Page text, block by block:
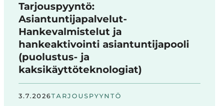
Tarjouspyyntö:
Asiantuntijapalvelut-
Hankevalmistelut ja
hankeaktivointi asiantuntijapooli
(puolustus- ja
kaksikäyttöteknologiat)
3.7.2026TARJOUSPYYNTÖ